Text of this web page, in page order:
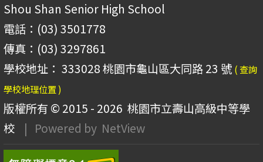
Shou Shan Senior High School
電話：(03) 3501778
傳真：(03) 3297861
學校地址： 333028 桃園市龜山區大同路 23 號 ( 查詢
學校地理位置 )
版權所有 © 2015 - 2026 桃園市立壽山高級中等學
校
| Powered by NetView